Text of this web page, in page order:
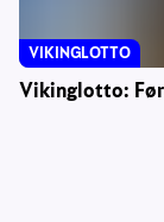
Vikinglotto:
VIKINGLOTTO